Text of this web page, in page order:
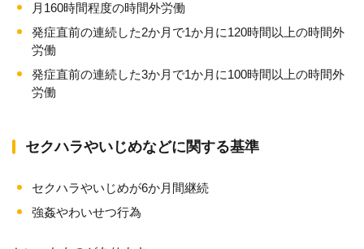
月160時間程度の時間外労働
発症直前の連続した2か月で1か月に120時間以上の時間外
労働
発症直前の連続した3か月で1か月に100時間以上の時間外
労働
セクハラやいじめなどに関する基準
セクハラやいじめが6か月間継続
強姦やわいせつ行為